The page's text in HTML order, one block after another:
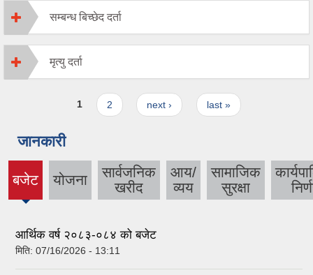
सम्बन्ध बिच्छेद दर्ता
मृत्यु दर्ता
1 2 next › last »
जानकारी
बजेट
(active
tab)
योजना
सार्वजनिक
खरीद
आय/
व्यय
सामाजिक
सुरक्षा
आर्थिक वर्ष २०८३-०८४ को बजेट
मिति: 07/16/2026 - 13:11